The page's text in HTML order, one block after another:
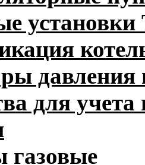
давления
для учета